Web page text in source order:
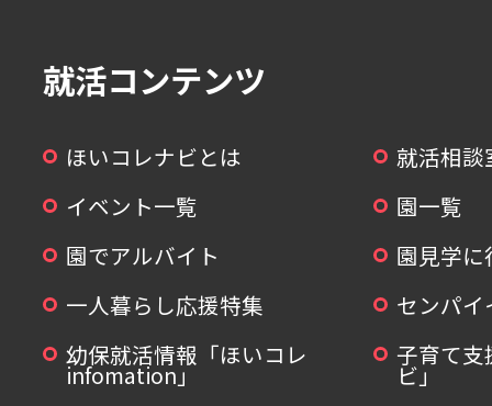
就活コンテンツ
ほいコレナビとは
就活相談
イベント一覧
園一覧
園でアルバイト
園見学
一人暮らし応援特集
センパ
幼保就活情報「ほいコレ
infomation」
子育て支
ビ」